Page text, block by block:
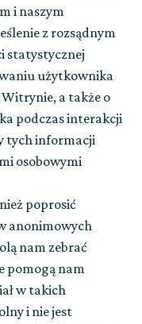
i naszym
z rozsądnym
statystycznej
użytkownika
a także o
podczas interakcji
tych informacji
osobowymi
poprosić
anonimowych
nam zebrać
pomogą nam
w takich
i nie jest